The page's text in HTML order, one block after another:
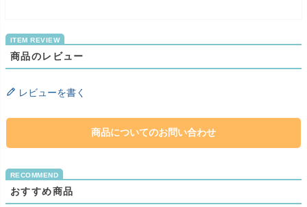
商品のレビュー
レビューを書く
商品についてのお問い合わせ
おすすめ商品